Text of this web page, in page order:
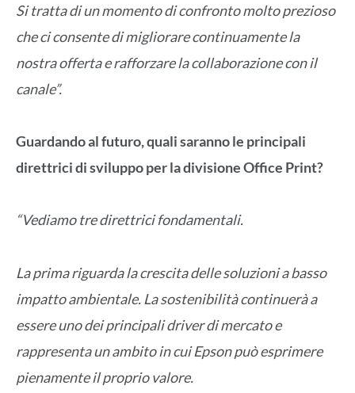
Si tratta di un momento di confronto molto prezioso
che ci consente di migliorare continuamente la
nostra offerta e rafforzare la collaborazione con il
canale”.
Guardando al futuro, quali saranno le principali
direttrici di sviluppo per la divisione Office Print?
“Vediamo tre direttrici fondamentali.
La prima riguarda la crescita delle soluzioni a basso
impatto ambientale. La sostenibilità continuerà a
essere uno dei principali driver di mercato e
rappresenta un ambito in cui Epson può esprimere
pienamente il proprio valore.